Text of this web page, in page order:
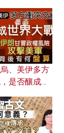
演算法操
、美伊多方
是否釀成世
軍，背後有